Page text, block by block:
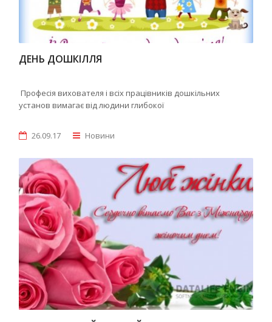
ДЕНЬ ДОШКІЛЛЯ
Професія вихователя і всіх працівників дошкільних
установ вимагає від людини глибокої
26.09.17 Новини